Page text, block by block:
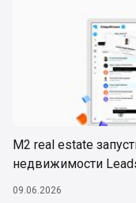
М2 real estate
недвижимости
09.06.2026